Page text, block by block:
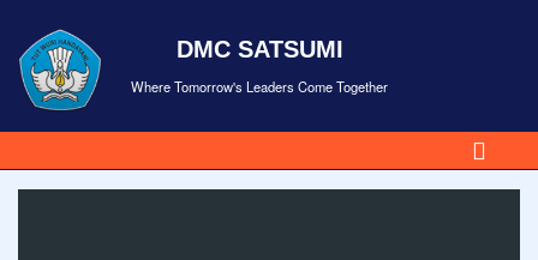
DMC SATSUMI
Where Tomorrow's Leaders Come Together